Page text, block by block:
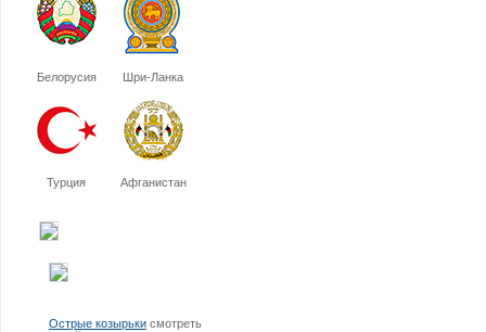
Белорусия Шри-Ланка
Турция Афганистан
Острые козырьки смотреть